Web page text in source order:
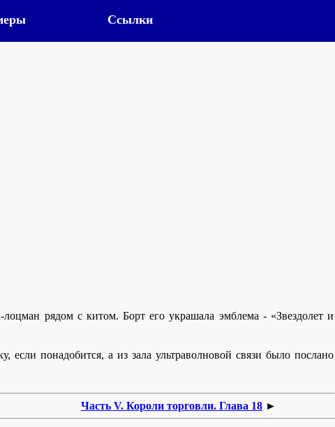
Ссылки
рядом с китом. Борт его украшала эмблема - «Звездолет и
понадобится, а из зала ультраволновой связи было послано
Часть V. Короли торговли. Глава 18 ►